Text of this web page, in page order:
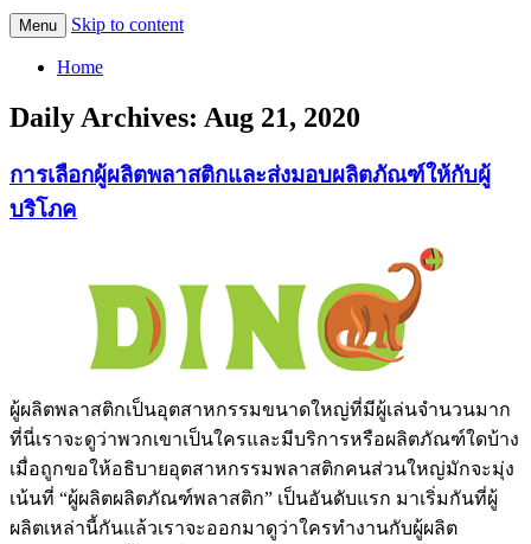
Menu Skip to content
Home
Daily Archives: Aug 21, 2020
การเลือกผู้ผลิตพลาสติกและส่งมอบผลิตภัณฑ์ให้กับผู้
บริโภค
ผู้ผลิตพลาสติกเป็นอุตสาหกรรมขนาดใหญ่ที่มีผู้เล่นจำนวนมาก
ที่นี่เราจะดูว่าพวกเขาเป็นใครและมีบริการหรือผลิตภัณฑ์ใดบ้าง
เมื่อถูกขอให้อธิบายอุตสาหกรรมพลาสติกคนส่วนใหญ่มักจะมุ่ง
เน้นที่ “ผู้ผลิตผลิตภัณฑ์พลาสติก” เป็นอันดับแรก มาเริ่มกันที่ผู้
ผลิตเหล่านี้กันแล้วเราจะออกมาดูว่าใครทำงานกับผู้ผลิต